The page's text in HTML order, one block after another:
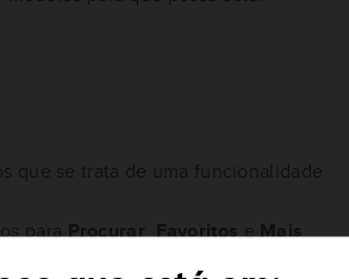
paraProcurar,FavoritoseMais